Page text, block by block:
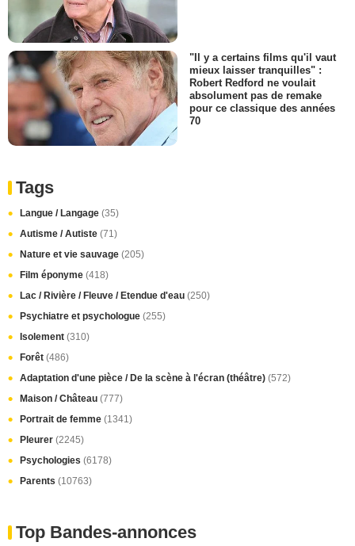
"Il y a certains films qu'il vaut
mieux laisser tranquilles" :
Robert Redford ne voulait
absolument pas de remake
pour ce classique des années
70
Tags
Langue / Langage (35)
Autisme / Autiste (71)
Nature et vie sauvage (205)
Film éponyme (418)
Lac / Rivière / Fleuve / Etendue d'eau (250)
Psychiatre et psychologue (255)
Isolement (310)
Forêt (486)
Adaptation d'une pièce / De la scène à l'écran (théâtre) (572)
Maison / Château (777)
Portrait de femme (1341)
Pleurer (2245)
Psychologies (6178)
Parents (10763)
Top Bandes-annonces